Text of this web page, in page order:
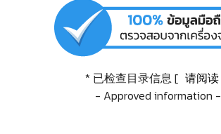
* 已检查目录信息 [ 请阅读
- Approved information -